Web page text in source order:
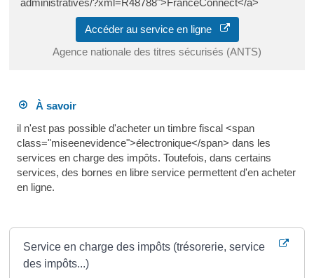
Accéder au service en ligne
Agence nationale des titres sécurisés (ANTS)
À savoir
il n'est pas possible d'acheter un timbre fiscal <span
class="miseenevidence">électronique</span> dans les
services en charge des impôts. Toutefois, dans certains
services, des bornes en libre service permettent d'en acheter
en ligne.
Service en charge des impôts (trésorerie, service
des impôts...)